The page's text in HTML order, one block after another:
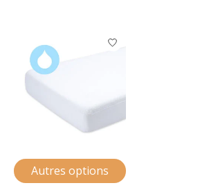
Autres options